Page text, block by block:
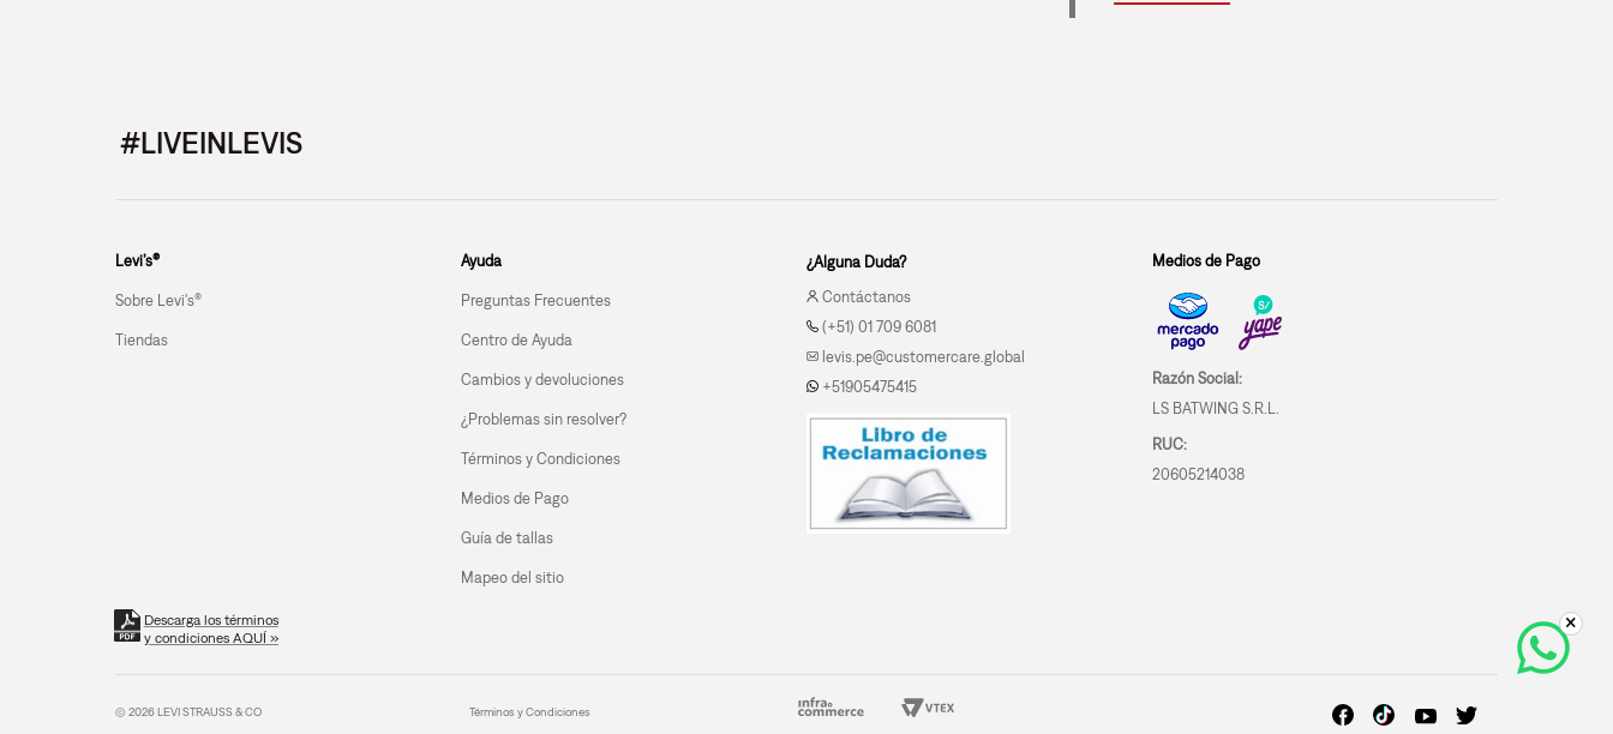
#LIVEINLEVIS
Levi’s®
Sobre Levi's®
Tiendas
Ayuda
Preguntas Frecuentes
Centro de Ayuda
Cambios y devoluciones
¿Problemas sin resolver?
Términos y Condiciones
Medios de Pago
Guía de tallas
Mapeo del sitio
¿Alguna Duda?
Contáctanos
(+51) 01 709 6081
levis.pe@customercare.global
+51905475415
Medios de Pago
Razón Social:
LS BATWING S.R.L.
RUC:
20605214038
Descarga los términos
y condiciones AQUÍ »
© 2026 LEVI STRAUSS & CO Términos y Condiciones